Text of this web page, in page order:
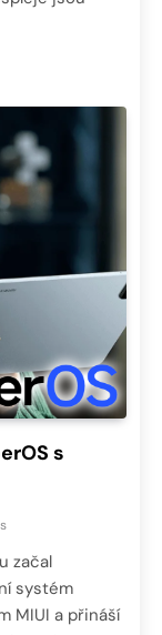
s
začal
systém
MIUI a přináší